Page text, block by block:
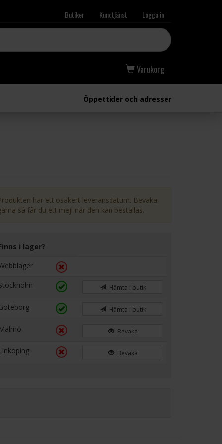
Butiker Kundtjänst Logga in
Varukorg
Öppettider och adresser
har ett osäkert leveransdatum. Bevaka
så får du ett mejl när den kan beställas.
i lager?
Hämta i butik
Hämta i butik
Bevaka
Bevaka